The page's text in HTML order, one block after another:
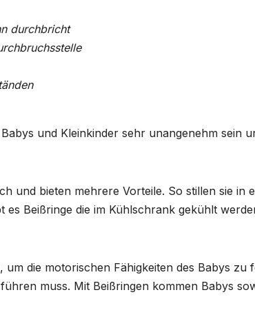
durchbricht
und Kleinkinder sehr unangenehm sein
und bieten mehrere Vorteile. So stillen sie in
es Beißringe die im Kühlschrank gekühlt
die motorischen Fähigkeiten des Babys zu
muss. Mit Beißringen kommen Babys